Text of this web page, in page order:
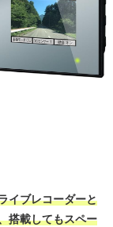
イブレコーダーと
搭載してもスペー